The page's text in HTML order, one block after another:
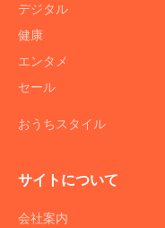
デジタル
健康
エンタメ
セール
おうちスタイル
サイトについて
会社案内